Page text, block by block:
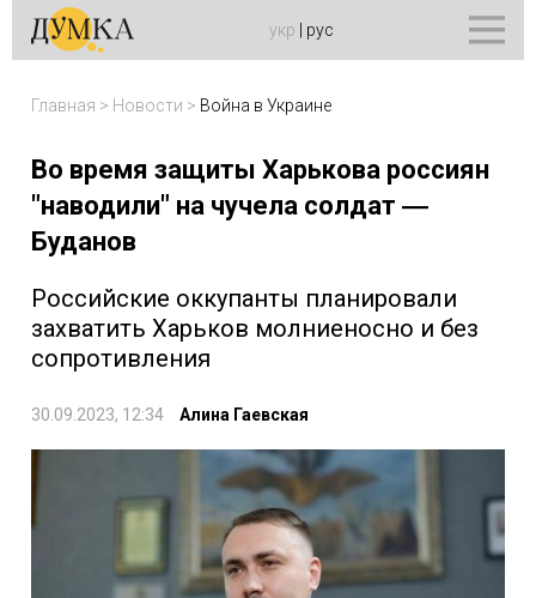
укр рус
Главная > Новости > Война в Украине
Во время защиты Харькова россиян
"наводили" на чучела солдат ―
Буданов
Российские оккупанты планировали
захватить Харьков молниеносно и без
сопротивления
30.09.2023, 12:34 Алина Гаевская